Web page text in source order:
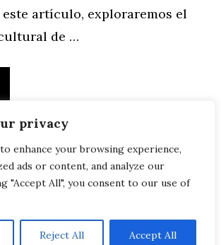
privacy
enhance your browsing experience,
ads or content, and analyze our
"Accept All", you consent to our use of
Reject All Accept All
artículo, exploraremos el
de …
Página
1 Página
2 Página
3 Página
4 … Página
34 Siguiente
POLITICA DE PRIVACIDAD, COOKIES